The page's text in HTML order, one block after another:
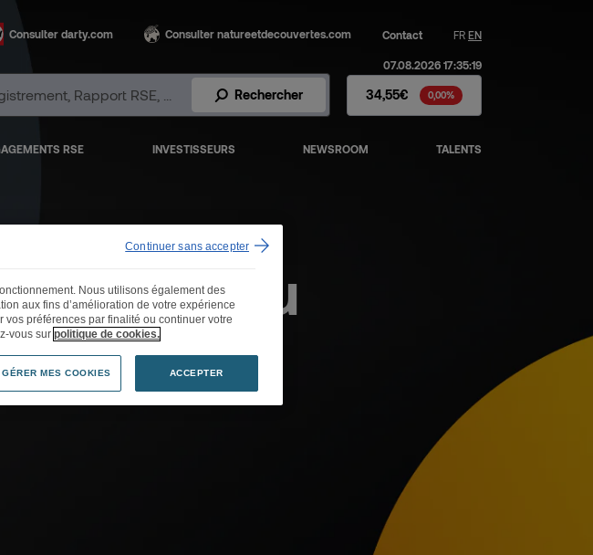
Consulter darty.com Consulter natureetdecouvertes.com Contact FR EN
Rechercher Action Fnac Darty - Cours de
07.08.2026 17:35:19
34,55€ 0,00%
RSE INVESTISSEURS NEWSROOM TALENTS
du
Nous utilisons également des
aux fins d’amélioration de votre expérience
vos préférences par finalité ou continuer votre
vous sur politique de cookies.
GÉRER MES COOKIES ACCEPTER
Continuer sans accepter